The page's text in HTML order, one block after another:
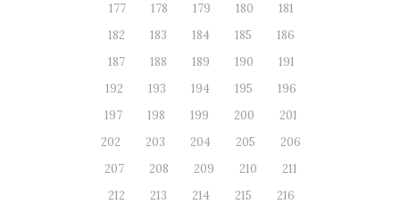
177
178 179 180
181
182
183 184 185
186
187
188 189 190
191
192
193 194 195
196
197
198 199 200
201
202
203 204 205
206
207
208 209 210
211
212
213 214 215
216